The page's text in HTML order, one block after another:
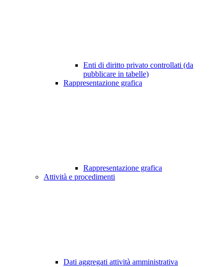
Enti di diritto privato controllati (da
pubblicare in tabelle)
Rappresentazione grafica
Rappresentazione grafica
Attività e procedimenti
Dati aggregati attività amministrativa